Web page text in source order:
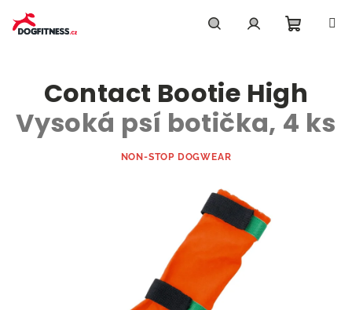
obsah
košík
Contact Bootie High
Vysoká psí botička, 4 ks
NON-STOP DOGWEAR